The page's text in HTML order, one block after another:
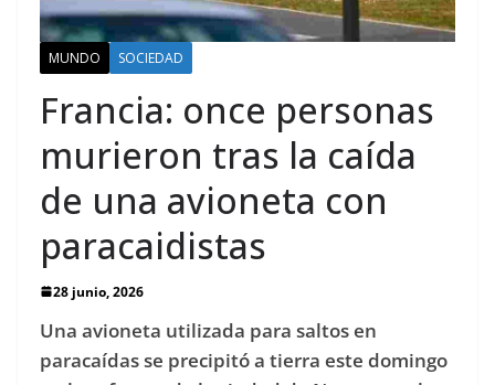
MUNDO SOCIEDAD
Francia: once personas
murieron tras la caída
de una avioneta con
paracaidistas
28 junio, 2026
Una avioneta utilizada para saltos en
paracaídas se precipitó a tierra este domingo